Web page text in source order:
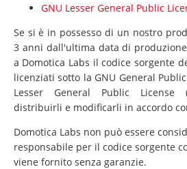
GNU Lesser General Public
Se si è in possesso di un nostro
3 anni dall'ultima data di
a Domotica Labs il codice sorgente
licenziati sotto la GNU General Public
Lesser General Public License
distribuirli e modificarli in accordo
Domotica Labs non può essere
responsabile per il codice sorgente
viene fornito senza garanzie.